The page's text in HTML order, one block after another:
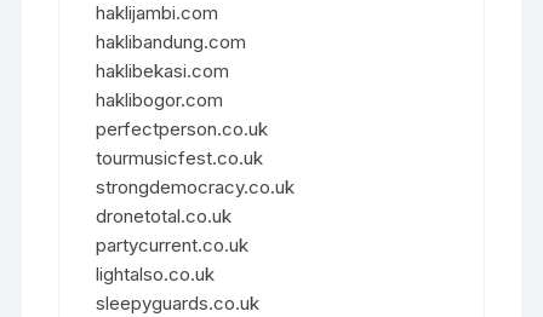
haklijambi.com
haklibandung.com
haklibekasi.com
haklibogor.com
perfectperson.co.uk
tourmusicfest.co.uk
strongdemocracy.co.uk
dronetotal.co.uk
partycurrent.co.uk
lightalso.co.uk
sleepyguards.co.uk